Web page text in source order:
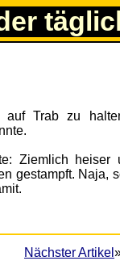
auf Trab zu
Ziemlich heiser
gestampft. Naja,
Nächster Artikel